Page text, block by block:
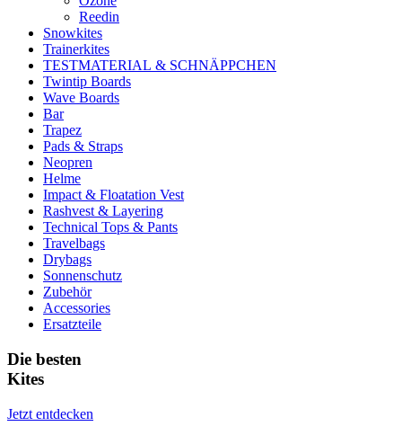
Reedin
Snowkites
Trainerkites
TESTMATERIAL & SCHNÄPPCHEN
Twintip Boards
Wave Boards
Bar
Trapez
Pads & Straps
Neopren
Helme
Impact & Floatation Vest
Rashvest & Layering
Technical Tops & Pants
Travelbags
Drybags
Sonnenschutz
Zubehör
Accessories
Ersatzteile
Die besten
Kites
Jetzt entdecken